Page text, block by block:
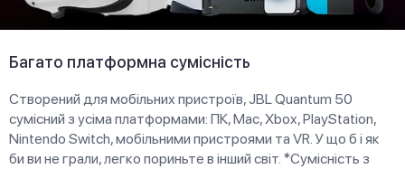
Багато платформна сумісність
Створений для мобільних пристроїв, JBL Quantum 50
сумісний з усіма платформами: ПК, Mac, Xbox, PlayStation,
Nintendo Switch, мобільними пристроями та VR. У що б і як
би ви не грали, легко пориньте в інший світ. *Сумісність з